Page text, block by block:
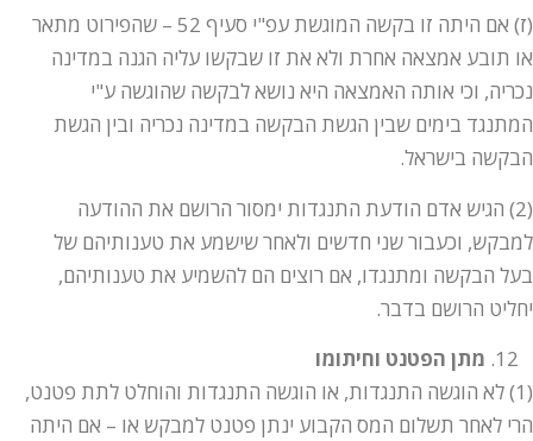
(ז) אם היתה זו בקשה המוגשת עפ"י סעיף 52 – שהפירוט מתאר
או תובע אמצאה אחרת ולא את זו שבקשו עליה הגנה במדינה
נכריה, וכי אותה האמצאה היא נושא לבקשה שהוגשה ע"י
המתנגד בימים שבין הגשת הבקשה במדינה נכריה ובין הגשת
הבקשה בישראל.
(2) הגיש אדם הודעת התנגדות ימסור הרושם את ההודעה
למבקש, וכעבור שני חדשים ולאחר שישמע את טענותיהם של
בעל הבקשה ומתנגדו, אם רוצים הם להשמיע את טענותיהם,
יחליט הרושם בדבר.
מתן הפטנט וחיתומו
(1) לא הוגשה התנגדות, או הוגשה התנגדות והוחלט לתת פטנט,
הרי לאחר תשלום המס הקבוע ינתן פטנט למבקש או – אם היתה